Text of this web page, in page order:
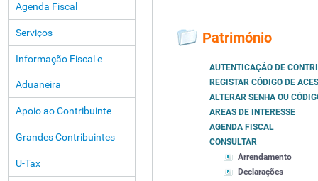
Agenda Fiscal
Serviços
Informação Fiscal e
Aduaneira
Apoio ao Contribuinte
Grandes Contribuintes
U-Tax
Património
AUTENTICAÇÃO DE
REGISTAR CÓDIGO DE
ALTERAR SENHA OU
AREAS DE INTERESSE
AGENDA FISCAL
CONSULTAR
Arrendamento
Declarações